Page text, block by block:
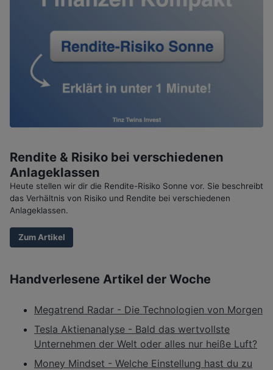
Rendite & Risiko bei verschiedenen
Anlageklassen
Heute stellen wir dir die Rendite-Risiko Sonne vor. Sie beschreibt
das Verhältnis von Risiko und Rendite bei verschiedenen
Anlageklassen.
Zum Artikel
Handverlesene Artikel der Woche
Megatrend Radar - Die Technologien von Morgen
Tesla Aktienanalyse - Bald das wertvollste
Unternehmen der Welt oder alles nur heiße Luft?
Money Mindset - Welche Einstellung hast du zu